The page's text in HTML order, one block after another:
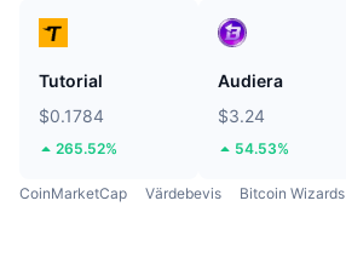
Tutorial
$0.1784
265.52%
Audiera
$3.24
54.53%
CoinMarketCap Värdebevis Bitcoin Wizards